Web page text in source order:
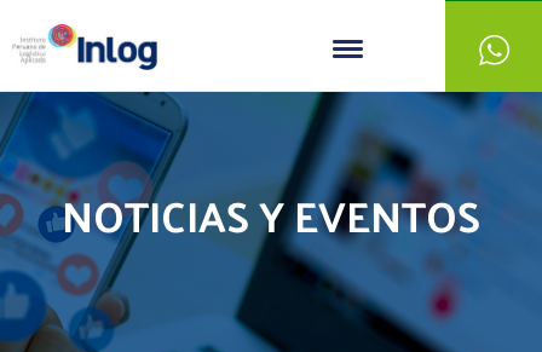
NOTICIAS Y EVENTOS